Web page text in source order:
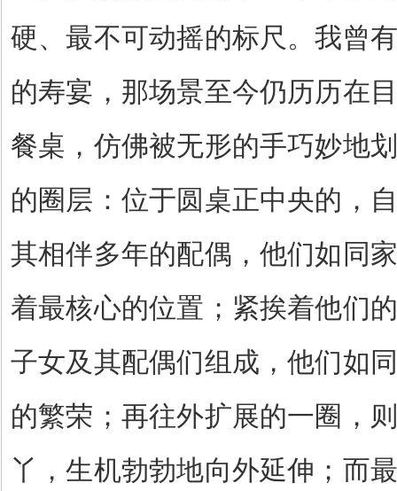
硬、最不可动摇的标尺。我曾
的寿宴，那场景至今仍历历在
餐桌，仿佛被无形的手巧妙地
的圈层：位于圆桌正中央的，
其相伴多年的配偶，他们如同
着最核心的位置；紧挨着他们
子女及其配偶们组成，他们如
的繁荣；再往外扩展的一圈，
丫，生机勃勃地向外延伸；而